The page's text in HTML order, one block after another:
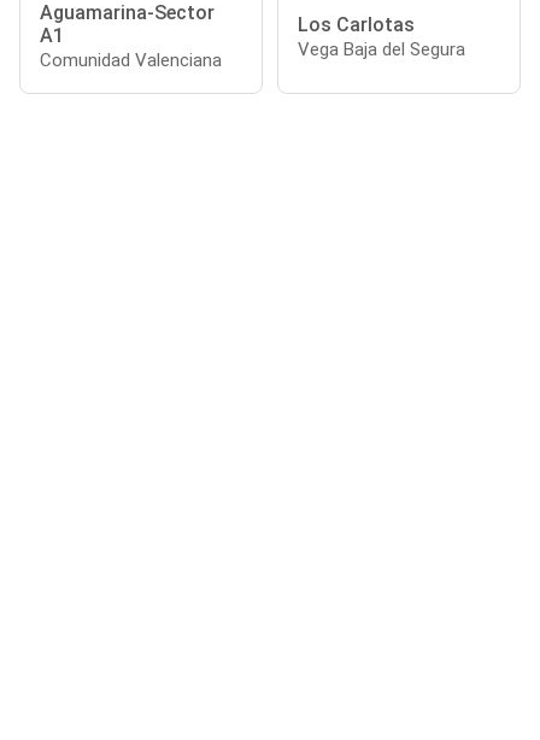
Aguamarina-Sector
A1
Comunidad Valenciana
Los Carlotas
Vega Baja del Segura